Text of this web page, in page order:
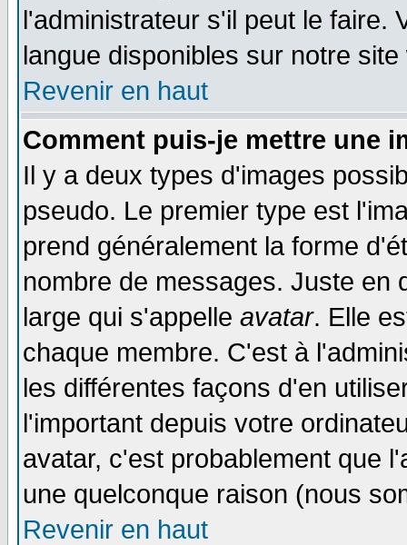
l'administrateur s'il peut le faire.
langue disponibles sur notre site
Revenir en haut
Comment puis-je mettre une
Il y a deux types d'images
pseudo. Le premier type est
prend généralement la forme
nombre de messages. Juste en
large qui s'appelle avatar. Elle
chaque membre. C'est à
les différentes façons d'en
l'important depuis votre
avatar, c'est probablement que
une quelconque raison (nous
Revenir en haut